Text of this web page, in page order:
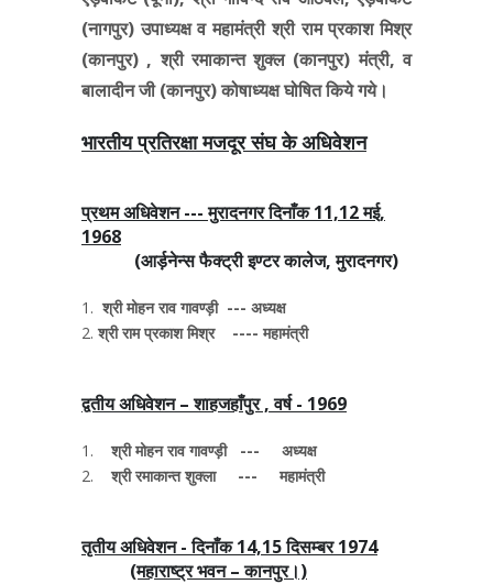
(नागपुर) उपाध्यक्ष व महामंत्री श्री राम प्रकाश मिश्र
(कानपुर) , श्री रमाकान्त शुक्ल (कानपुर) मंत्री, व
बालादीन जी (कानपुर) कोषाध्यक्ष घोषित किये गये।
भारतीय प्रतिरक्षा मजदूर संघ के अधिवेशन
प्रथम अधिवेशन --- मुरादनगर दिनाँक 11,12 मई,
1968
(आर्ड़नेन्स फैक्ट्री इण्टर कालेज, मुरादनगर)
श्री मोहन राव गावण्ड़ी --- अध्यक्ष
श्री राम प्रकाश मिश्र ---- महामंत्री
द्वतीय अधिवेशन – शाहजहाँपुर , वर्ष - 1969
श्री मोहन राव गावण्ड़ी --- अध्यक्ष
श्री रमाकान्त शुक्ला --- महामंत्री
तृतीय अधिवेशन - दिनाँक 14,15 दिसम्बर 1974
(महाराष्ट्र भवन – कानपुर।)